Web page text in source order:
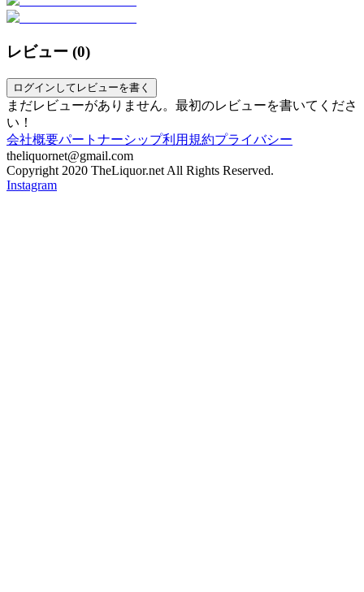
レビュー (0)
ログインしてレビューを書く
まだレビューがありません。最初のレビューを書いてくださ
い！
会社概要パートナーシップ利用規約プライバシー
theliquornet@gmail.com
Copyright 2020 TheLiquor.net All Rights Reserved.
Instagram